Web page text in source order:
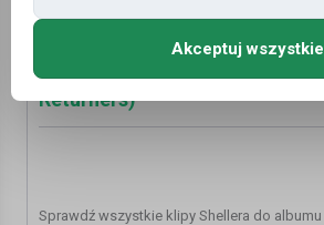
Shellerini - Buzdygan feat. Ero
donGURALesko (prod. i skrecz
Returners)
Sprawdź wszystkie klipy Shellera do
Akceptuj wszystkie